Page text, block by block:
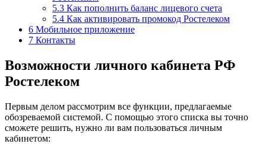
5.3 Как пополнить баланс лицевого счета
5.4 Как активировать промокод Ростелеком
6 Мобильное приложение
7 Контакты
Возможности личного кабинета РФ
Ростелеком
Первым делом рассмотрим все функции, предлагаемые
обозреваемой системой. С помощью этого списка вы точно
сможете решить, нужно ли вам пользоваться личным
кабинетом: